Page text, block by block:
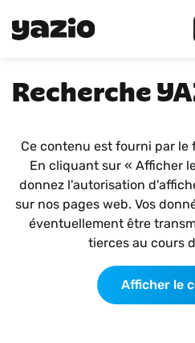
Recherche
Ce contenu est fourni par le
En cliquant sur « Afficher
donnez l'autorisation
sur nos pages web. Vos
éventuellement être
tierces au cours
Afficher le